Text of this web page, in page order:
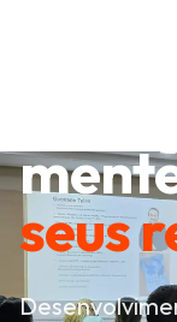
seus